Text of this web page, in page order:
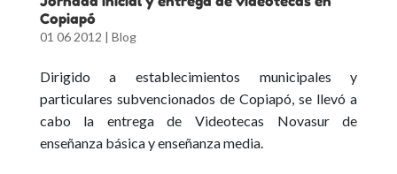
Copiapó
01 06 2012 | Blog
Dirigido a establecimientos municipales y
particulares subvencionados de Copiapó, se llevó a
cabo la entrega de Videotecas Novasur de
enseñanza básica y enseñanza media.